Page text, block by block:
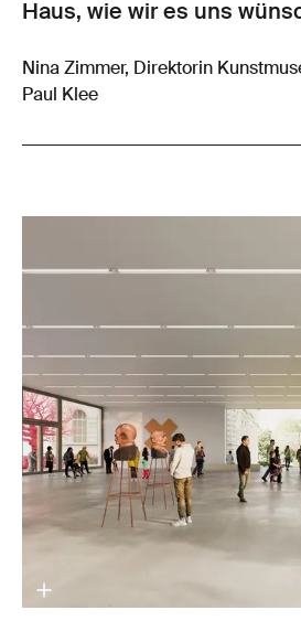
Haus, wie wir es uns
Nina Zimmer, Direktorin
Paul Klee